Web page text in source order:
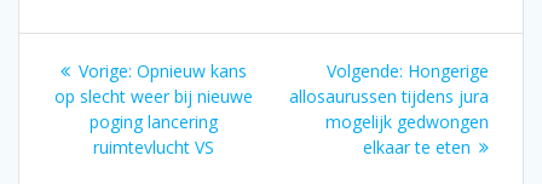
Bericht
navigatie
Vorige: Vorig
bericht:
Opnieuw kans
op slecht weer bij nieuwe
poging lancering
ruimtevlucht VS
Volgende: Volgend
bericht:
Hongerige
allosaurussen tijdens jura
mogelijk gedwongen
elkaar te eten